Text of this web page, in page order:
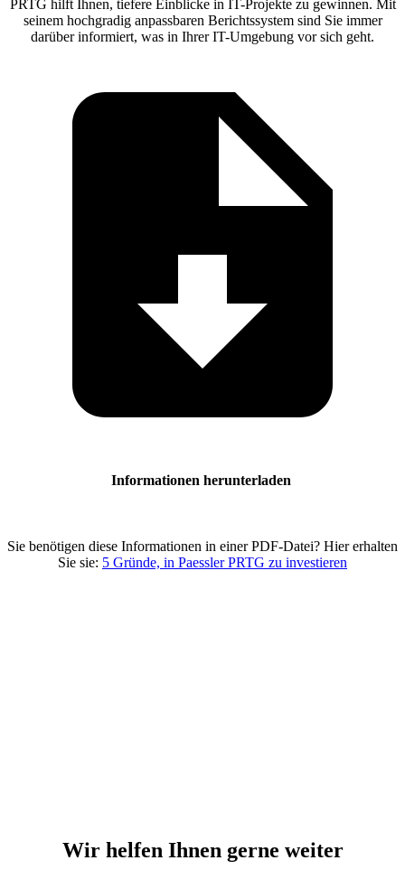
PRTG hilft Ihnen, tiefere Einblicke in IT-Projekte zu gewinnen. Mit
seinem hochgradig anpassbaren Berichtssystem sind Sie immer
darüber informiert, was in Ihrer IT-Umgebung vor sich geht.
Informationen herunterladen
Sie benötigen diese Informationen in einer PDF-Datei? Hier erhalten
Sie sie: 5 Gründe, in Paessler PRTG zu investieren
Wir helfen Ihnen gerne weiter